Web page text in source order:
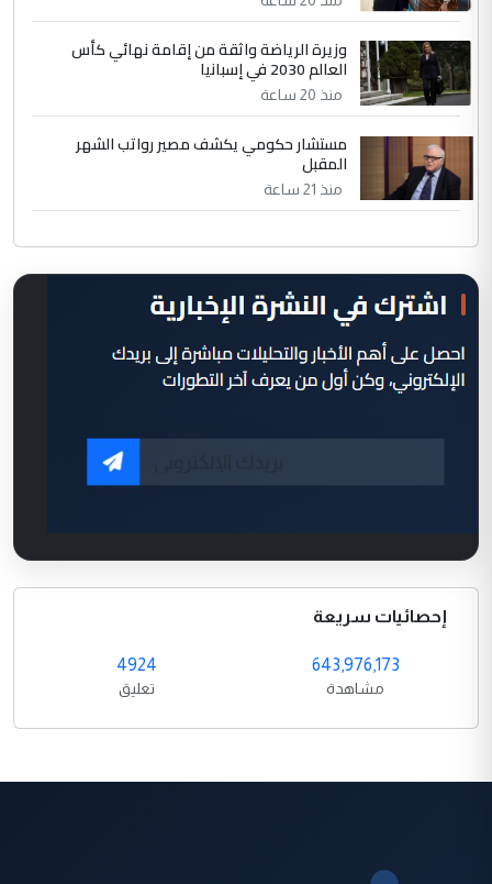
وزيرة الرياضة واثقة من إقامة نهائي كأس
العالم 2030 في إسبانيا
منذ 20 ساعة
مستشار حكومي يكشف مصير رواتب الشهر
المقبل
منذ 21 ساعة
إحصائيات سريعة
643,976,173
مشاهدة
4924
تعليق